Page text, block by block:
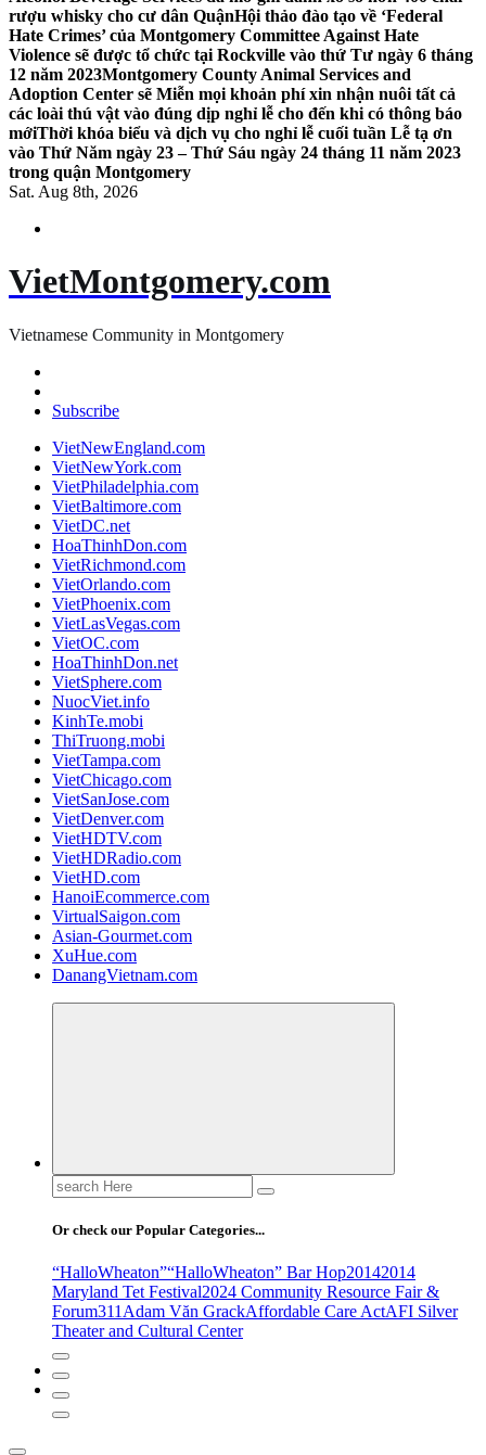
rượu whisky cho cư dân QuậnHội thảo đào tạo về ‘Federal
Hate Crimes’ của Montgomery Committee Against Hate
Violence sẽ được tổ chức tại Rockville vào thứ Tư ngày 6 tháng
12 năm 2023Montgomery County Animal Services and
Adoption Center sẽ Miễn mọi khoản phí xin nhận nuôi tất cả
các loài thú vật vào đúng dịp nghỉ lễ cho đến khi có thông báo
mớiThời khóa biểu và dịch vụ cho nghỉ lễ cuối tuần Lễ tạ ơn
vào Thứ Năm ngày 23 – Thứ Sáu ngày 24 tháng 11 năm 2023
trong quận Montgomery
Sat. Aug 8th, 2026
VietMontgomery.com
Vietnamese Community in Montgomery
Subscribe
VietNewEngland.com
VietNewYork.com
VietPhiladelphia.com
VietBaltimore.com
VietDC.net
HoaThinhDon.com
VietRichmond.com
VietOrlando.com
VietPhoenix.com
VietLasVegas.com
VietOC.com
HoaThinhDon.net
VietSphere.com
NuocViet.info
KinhTe.mobi
ThiTruong.mobi
VietTampa.com
VietChicago.com
VietSanJose.com
VietDenver.com
VietHDTV.com
VietHDRadio.com
VietHD.com
HanoiEcommerce.com
VirtualSaigon.com
Asian-Gourmet.com
XuHue.com
DanangVietnam.com
Search
for:
Or check our Popular Categories...
“HalloWheaton”“HalloWheaton” Bar Hop20142014
Maryland Tet Festival2024 Community Resource Fair &
Forum311 Adam Văn GrackAffordable Care ActAFI Silver
Theater and Cultural Center